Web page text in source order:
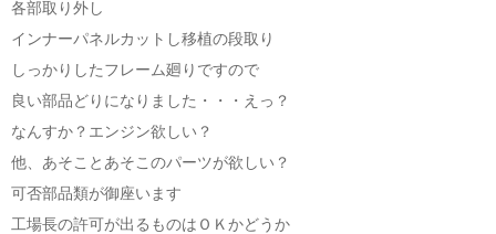
各部取り外し
インナーパネルカットし移植の段取り
しっかりしたフレーム廻りですので
良い部品どりになりました・・・えっ？
なんすか？エンジン欲しい？
他、あそことあそこのパーツが欲しい？
可否部品類が御座います
工場長の許可が出るものはＯＫかどうか